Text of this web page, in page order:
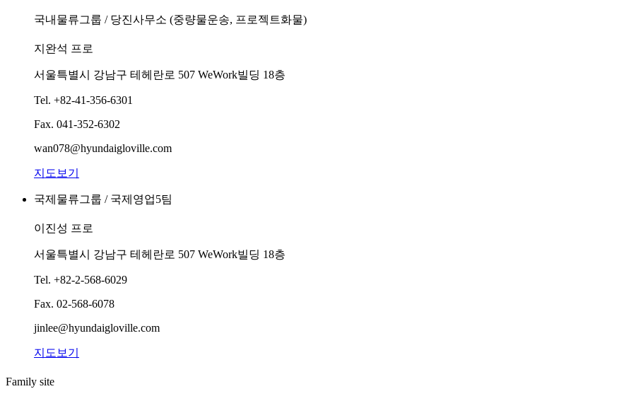
국내물류그룹 / 당진사무소 (중량물운송, 프로젝트화물)
지완석 프로
서울특별시 강남구 테헤란로 507 WeWork빌딩 18층
Tel. +82-41-356-6301
Fax. 041-352-6302
wan078@hyundaigloville.com
지도보기
국제물류그룹 / 국제영업5팀
이진성 프로
서울특별시 강남구 테헤란로 507 WeWork빌딩 18층
Tel. +82-2-568-6029
Fax. 02-568-6078
jinlee@hyundaigloville.com
지도보기
Family site